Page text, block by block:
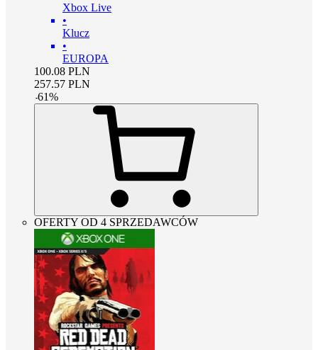
Xbox Live
•
Klucz
•
EUROPA
100.08 PLN
257.57 PLN
-61%
OFERTY OD 4 SPRZEDAWCÓW